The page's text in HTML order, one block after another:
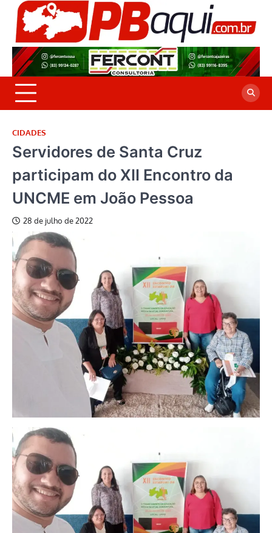
Skip
content
CIDADES
Servidores de Santa Cruz
participam do XII Encontro da
UNCME em João Pessoa
28 de julho de 2022